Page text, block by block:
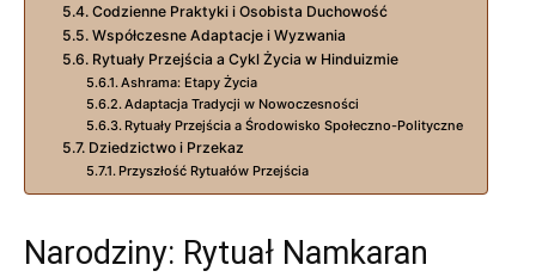
Codzienne Praktyki i Osobista Duchowość
Współczesne Adaptacje i Wyzwania
Rytuały Przejścia a Cykl Życia w Hinduizmie
Ashrama: Etapy Życia
Adaptacja Tradycji w Nowoczesności
Rytuały Przejścia a Środowisko Społeczno-Polityczne
Dziedzictwo i Przekaz
Przyszłość Rytuałów Przejścia
Narodziny: Rytuał Namkaran